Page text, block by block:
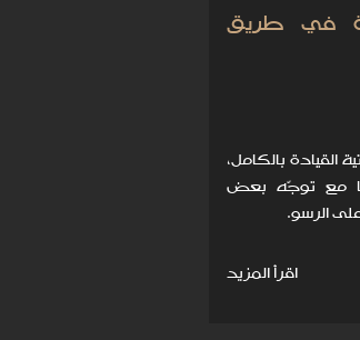
في طريق
القيادة بالكامل،
مع توجّه بعض
الرسو.
اقرأ المزيد